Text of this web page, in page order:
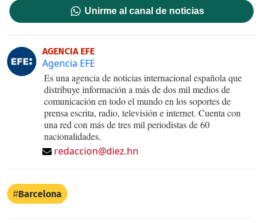
Unirme al canal de noticias
AGENCIA EFE
Agencia EFE
Es una agencia de noticias internacional española que
distribuye información a más de dos mil medios de
comunicación en todo el mundo en los soportes de
prensa escrita, radio, televisión e internet. Cuenta con
una red con más de tres mil periodistas de 60
nacionalidades.
redaccion@diez.hn
Barcelona